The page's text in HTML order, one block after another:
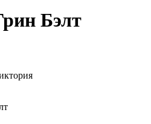
Бэлт